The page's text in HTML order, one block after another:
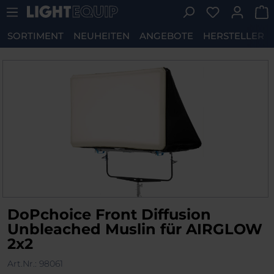
Zum Hauptinhalt springen Du hast 0
SORTIMENT NEUHEITEN ANGEBOTE HERSTELLER
DoPchoice Front Diffusion
Unbleached Muslin für AIRGLOW
2x2
Art.Nr.: 98061